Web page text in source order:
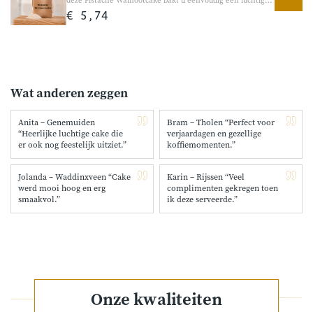
cake met een volle notensmaak en heerlijke stukjes
pistache en walnoot. Perfect voor bij de koffie, een
€ 5,74
Wat anderen zeggen
Anita – Genemuiden
“Heerlijke luchtige cake die
er ook nog feestelijk uitziet.”
Bram – Tholen “Perfect voor
verjaardagen en gezellige
koffiemomenten.”
Jolanda – Waddinxveen “Cake
werd mooi hoog en erg
smaakvol.”
Karin – Rijssen “Veel
complimenten gekregen toen
ik deze serveerde.”
Onze kwaliteiten